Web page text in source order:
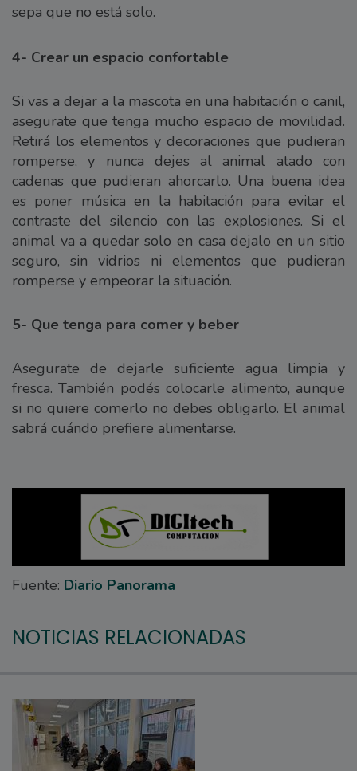
sepa que no está solo.
4- Crear un espacio confortable
Si vas a dejar a la mascota en una habitación o canil,
asegurate que tenga mucho espacio de movilidad.
Retirá los elementos y decoraciones que pudieran
romperse, y nunca dejes al animal atado con
cadenas que pudieran ahorcarlo. Una buena idea
es poner música en la habitación para evitar el
contraste del silencio con las explosiones. Si el
animal va a quedar solo en casa dejalo en un sitio
seguro, sin vidrios ni elementos que pudieran
romperse y empeorar la situación.
5- Que tenga para comer y beber
Asegurate de dejarle suficiente agua limpia y
fresca. También podés colocarle alimento, aunque
si no quiere comerlo no debes obligarlo. El animal
sabrá cuándo prefiere alimentarse.
Fuente: Diario Panorama
NOTICIAS RELACIONADAS